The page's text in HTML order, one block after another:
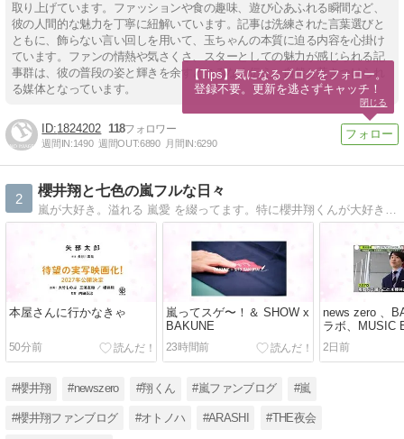
取り上げています。ファッションや食の趣味、遊び心あふれる瞬間など、
彼の人間的な魅力を丁寧に紐解いています。記事は洗練された言葉選びと
ともに、飾らない言い回しを用いて、玉ちゃんの本質に迫る内容を心掛け
ています。ファンの情熱や気さくさ、スターとしての魅力が感じられる記
事群は、彼の普段の姿と輝きを余すところなく伝え、自然と惹きつけられ
る媒体となっています。
1824202 118
週間IN:1490 週間OUT:6890 月間IN:6290
2
櫻井翔と七色の嵐フルな日々
本屋さんに行かなきゃ
50分前
嵐ってスゲ〜！＆ SHOW x
BAKUNE
23時間前
news zero 、
ラボ、MUSIC
2026 in
2日前
#櫻井翔 #newszero #翔くん #嵐ファンブログ #嵐
#櫻井翔ファンブログ #オトノハ #ARASHI #THE夜会
【Tips】気になるブログをフォロー。
登録不要。更新を逃さずキャッチ！
閉じる